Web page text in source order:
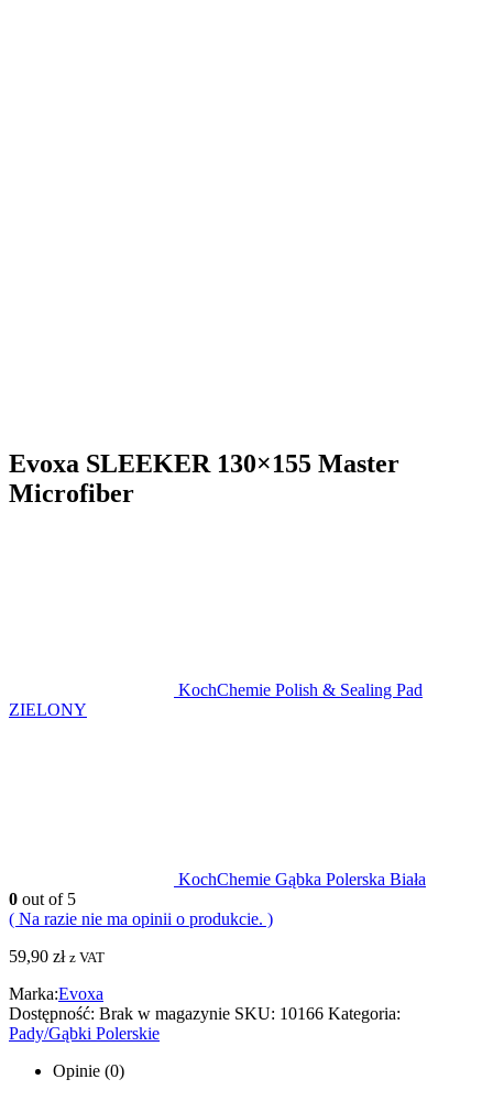
Evoxa SLEEKER 130×155 Master
Microfiber
KochChemie Polish & Sealing Pad
ZIELONY
KochChemie Gąbka Polerska Biała
0 out of 5
( Na razie nie ma opinii o produkcie. )
59,90 zł z VAT
Marka:Evoxa
Dostępność: Brak w magazynie SKU: 10166 Kategoria:
Pady/Gąbki Polerskie
Opinie (0)